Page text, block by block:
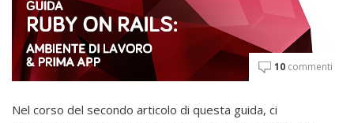
10 commenti
Nel corso del secondo articolo di questa guida, ci